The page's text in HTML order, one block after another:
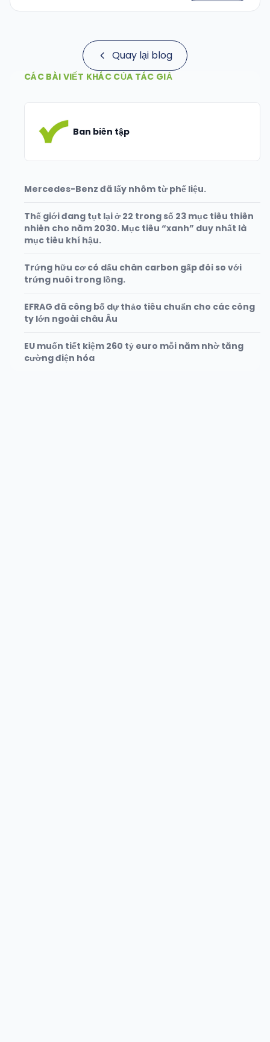
Quay lại blog
CÁC BÀI VIẾT KHÁC CỦA TÁC GIẢ
Ban biên tập
Mercedes-Benz đã lấy nhôm từ phế liệu.
Thế giới đang tụt lại ở 22 trong số 23 mục tiêu thiên
nhiên cho năm 2030. Mục tiêu “xanh” duy nhất là
mục tiêu khí hậu.
Trứng hữu cơ có dấu chân carbon gấp đôi so với
trứng nuôi trong lồng.
EFRAG đã công bố dự thảo tiêu chuẩn cho các công
ty lớn ngoài châu Âu
EU muốn tiết kiệm 260 tỷ euro mỗi năm nhờ tăng
cường điện hóa